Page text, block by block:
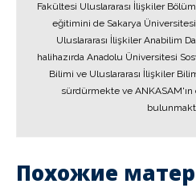
Fakültesi Uluslararası İlişkiler
eğitimini de Sakarya
Uluslararası İlişkiler Anabilim
halihazırda Anadolu Üniversitesi
Bilimi ve Uluslararası İlişkiler
sürdürmekte ve ANKASAM'ın
Похожие